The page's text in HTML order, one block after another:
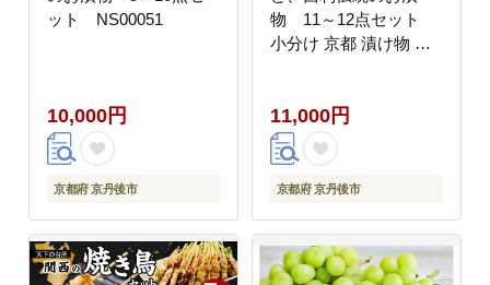
ット NS00051
10,000円
京都府 京丹後市
物 11～12点セット
小分け 京都 漬け物 京
せ 詰め合せ 詰合わせ
おすすめ 人気 京野菜
しば漬け 花みぶ菜 送料
無料 日もち NS00048
11,000円
京都府 京丹後市